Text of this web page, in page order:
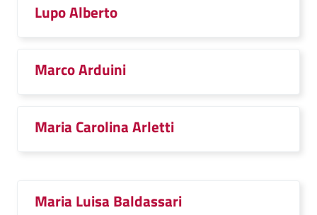
Lupo Alberto
Marco Arduini
Maria Carolina Arletti
Maria Luisa Baldassari